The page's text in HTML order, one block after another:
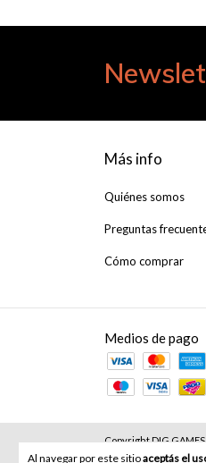
Al navegar por este sitioaceptás el
Más info
Quiénes somos
Preguntas
Cómo comprar
Medios de pago
Copyright DIG